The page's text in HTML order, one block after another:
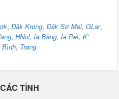
, Đăk Krong, Đăk Sơ Mei, GLar,
, HNol, Ia Băng, Ia Pết, K'
Bình, Trang
TỈNH